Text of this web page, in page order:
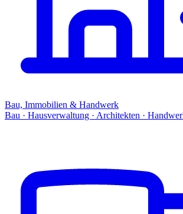
Bau, Immobilien & Handwerk
Bau · Hausverwaltung · Architekten ·